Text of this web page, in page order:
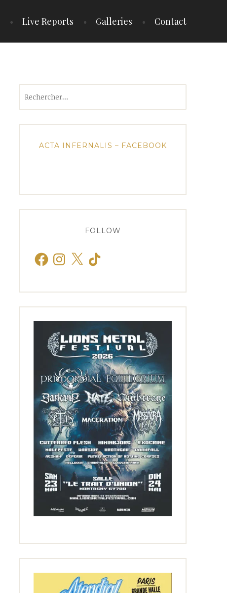
Live Reports Galleries Contact
ACTA INFERNALIS – FACEBOOK
FOLLOW
FacebookInstagram
X TikTok